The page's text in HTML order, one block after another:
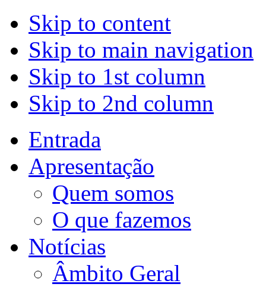
Skip to content
Skip to main navigation
Skip to 1st column
Skip to 2nd column
Entrada
Apresentação
Quem somos
O que fazemos
Notícias
Âmbito Geral